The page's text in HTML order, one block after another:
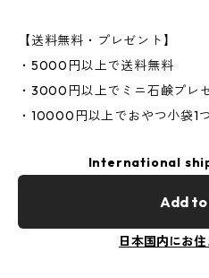
【送料無料・プレゼント】
・5000円以上で送料無料
・3000円以上でミニ石鹸プレ
・10000円以上でおやつ小袋1
International
Add
日本国内にお